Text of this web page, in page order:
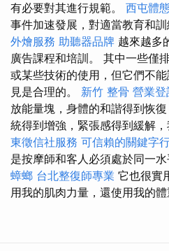
有必要對其進行規範。 西屯體
事件加速發展，對適當教育和訓
外燴服務 助聽器品牌 越來越多
廣告課程和培訓。 其中一些僅
或某些技術的使用，但它們不
見是合理的。 新竹 整骨 營業登
放能量塊，身體的和諧得到恢
統得到增強，緊張感得到緩解
東徵信社服務 可信賴的關鍵字
是按摩師和客人必須處於同一水
蟑螂 台北整復師專業 它也很實
用我的肌肉力量，還使用我的體